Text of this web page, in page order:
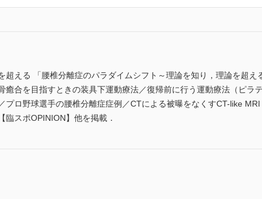
超える 「腰椎分離症のパラダイムシフト～理論を知り，理論を超え
合を目指すときの装具下運動療法／復帰前に行う運動療法（ピラ
プロ野球選手の腰椎分離症症例／CTによる被曝をなくすCT-like
スポOPINION】他を掲載．